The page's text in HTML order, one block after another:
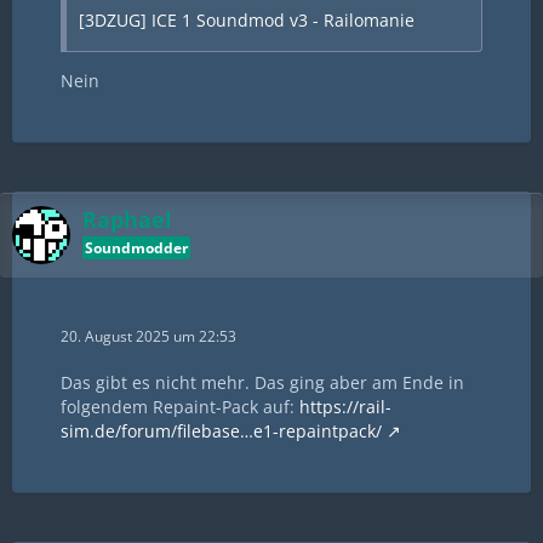
[3DZUG] ICE 1 Soundmod v3 - Railomanie
Nein
Raphael
Soundmodder
20. August 2025 um 22:53
Das gibt es nicht mehr. Das ging aber am Ende in
folgendem Repaint-Pack auf: https://rail-
sim.de/forum/filebase…e1-repaintpack/